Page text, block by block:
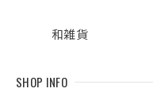
和雑貨
SHOP INFO